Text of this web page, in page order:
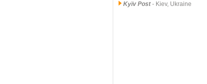
Kyïv Post- Kiev, Ukraine